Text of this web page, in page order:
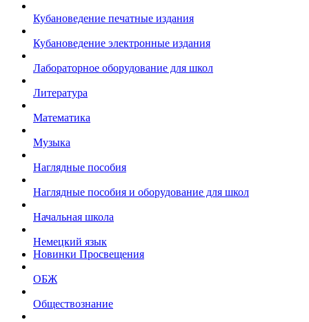
Кубановедение печатные издания
Кубановедение электронные издания
Лабораторное оборудование для школ
Литература
Математика
Музыка
Наглядные пособия
Наглядные пособия и оборудование для школ
Начальная школа
Немецкий язык
Новинки Просвещения
ОБЖ
Обществознание